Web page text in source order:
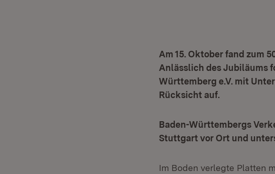
Am 15. Oktober fand zum
Anlässlich des Jubiläums
Württemberg e.V. mit
Rücksicht auf.
Baden-Württembergs
Stuttgart vor Ort und
Im Boden verlegte Platten